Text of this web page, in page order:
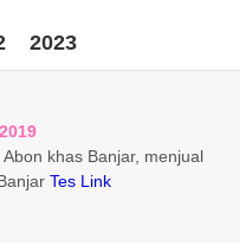
2023
khas Banjar, menjual
Tes Link